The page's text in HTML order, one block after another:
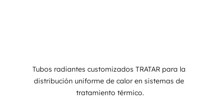
Tubos radiantes customizados TRATAR para la
distribución uniforme de calor en sistemas de
tratamiento térmico.